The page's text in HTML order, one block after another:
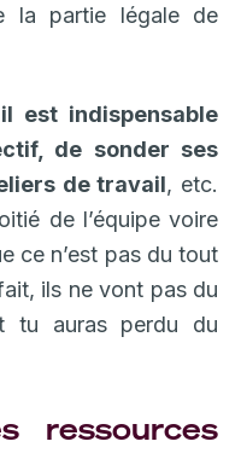
la partie légale de
il est indispensable
de sonder ses
de travail, etc.
de l’équipe voire
ce n’est pas du tout
ils ne vont pas du
tu auras perdu du
ressources